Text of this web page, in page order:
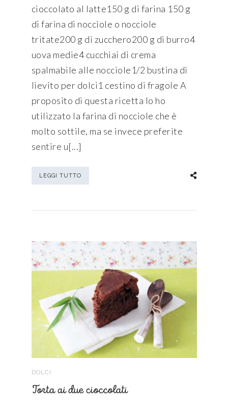
cioccolato al latte150 g di farina 150 g
di farina di nocciole o nocciole
tritate200 g di zucchero200 g di burro4
uova medie4 cucchiai di crema
spalmabile alle nocciole1/2 bustina di
lievito per dolci1 cestino di fragole A
proposito di questa ricetta Io ho
utilizzato la farina di nocciole che è
molto sottile, ma se invece preferite
sentire u[...]
LEGGI TUTTO
DOLCI
Torta ai due cioccolati